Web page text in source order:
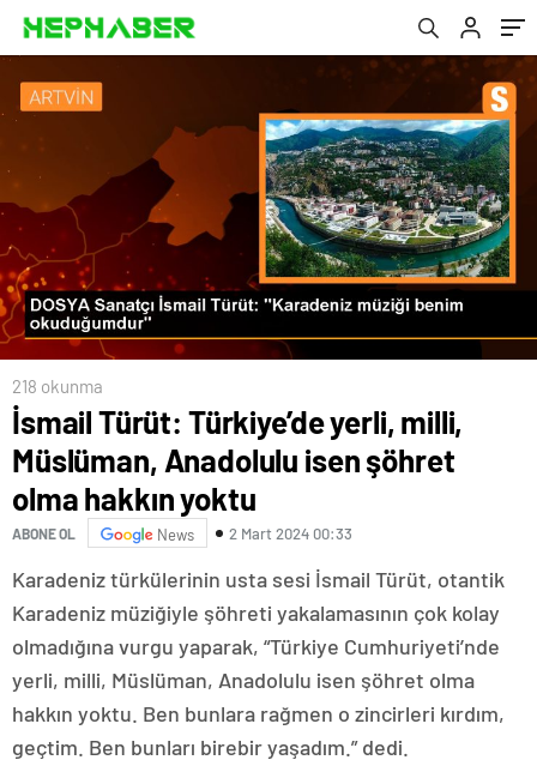
218 okunma
İsmail Türüt: Türkiye’de yerli, milli,
Müslüman, Anadolulu isen şöhret
olma hakkın yoktu
ABONE OL News 2 Mart 2024 00:33
Karadeniz türkülerinin usta sesi İsmail Türüt, otantik
Karadeniz müziğiyle şöhreti yakalamasının çok kolay
olmadığına vurgu yaparak, “Türkiye Cumhuriyeti’nde
yerli, milli, Müslüman, Anadolulu isen şöhret olma
hakkın yoktu. Ben bunlara rağmen o zincirleri kırdım,
geçtim. Ben bunları birebir yaşadım.” dedi.